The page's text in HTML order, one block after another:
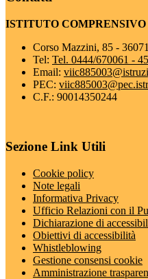
ISTITUTO COMPRENSIVO
Corso Mazzini, 85 -
Tel: Tel. 0444/670061 -
Email:
PEC:
C.F.: 90014350244
Sezione Link Utili
Cookie policy
Note legali
Informativa Privacy
Ufficio Relazioni con il
Dichiarazione di
Obiettivi di accessibilità
Whistleblowing
Gestione consensi cookie
Amministrazione